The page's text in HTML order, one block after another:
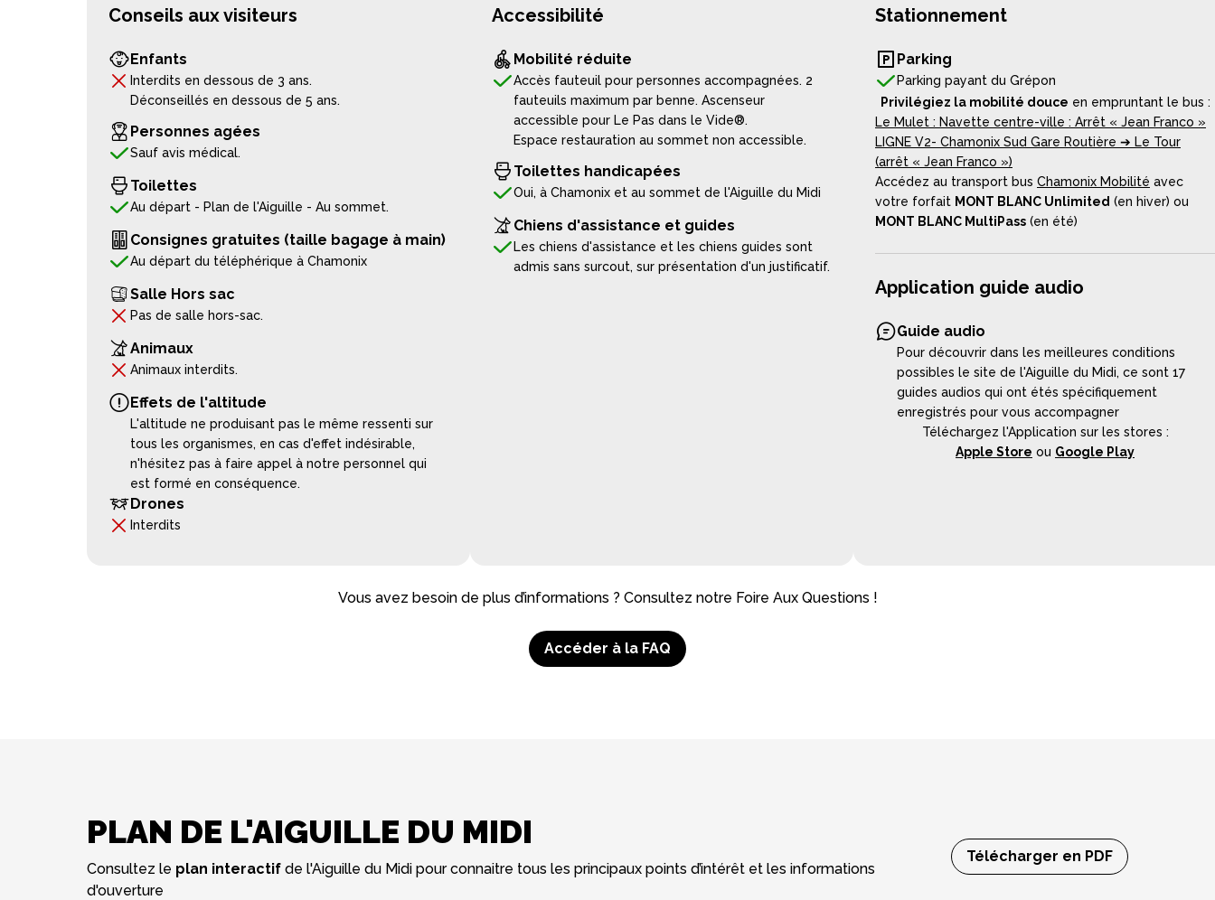
Conseils aux visiteurs
Enfants
Interdits en dessous de 3 ans.
Déconseillés en dessous de 5 ans.
Personnes agées
Sauf avis médical.
Toilettes
Au départ - Plan de l'Aiguille - Au sommet.
Consignes gratuites (taille bagage à main)
Au départ du téléphérique à Chamonix
Salle Hors sac
Pas de salle hors-sac.
Animaux
Animaux interdits.
Effets de l'altitude
L'altitude ne produisant pas le même ressenti sur
tous les organismes, en cas d'effet indésirable,
n'hésitez pas à faire appel à notre personnel qui
est formé en conséquence.
Drones
Interdits
Accessibilité
Mobilité réduite
Accès fauteuil pour personnes accompagnées. 2
fauteuils maximum par benne. Ascenseur
accessible pour Le Pas dans le Vide®.
Espace restauration au sommet non accessible.
Toilettes handicapées
Oui, à Chamonix et au sommet de l'Aiguille du Midi
Chiens d'assistance et guides
Les chiens d'assistance et les chiens guides sont
admis sans surcout, sur présentation d'un justificatif.
Stationnement
Parking
Parking payant du Grépon
Privilégiez la mobilité douce en empruntant le bus :
Le Mulet : Navette centre-ville : Arrêt « Jean Franco »
LIGNE V2- Chamonix Sud Gare Routière ➔ Le Tour
(arrêt « Jean Franco »)
Accédez au transport bus Chamonix Mobilité avec
votre forfait MONT BLANC Unlimited (en hiver) ou
MONT BLANC MultiPass (en été)
Application guide audio
Guide audio
Pour découvrir dans les meilleures conditions
possibles le site de l'Aiguille du Midi, ce sont 17
guides audios qui ont étés spécifiquement
enregistrés pour vous accompagner
Téléchargez l'Application sur les stores :
Apple Store ou Google Play
Vous avez besoin de plus d’informations ? Consultez notre Foire Aux Questions !
Accéder à la FAQ
PLAN DE L'AIGUILLE DU MIDI
Consultez le plan interactif de l'Aiguille du Midi pour connaitre tous les principaux points d’intérêt et les informations
d'ouverture
Télécharger en PDF